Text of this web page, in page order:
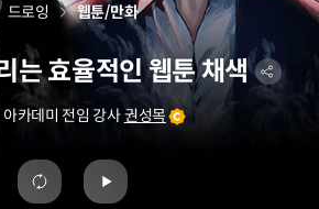
는 효율적인 웹툰 채색
카데미 전임 강사권성목
드로잉 웹툰/만화